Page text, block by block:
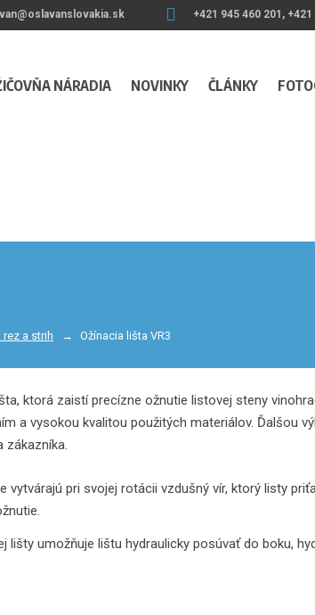
+421 945 460 201,
NÁRADIA NOVINKY ČLÁNKY
rez a strih Ožínacia lišta VR3
ktorá zaistí precízne ožnutie listovej steny
a vysokou kvalitou použitých materiálov. Ďalšou
zákazníka.
vytvárajú pri svojej rotácii vzdušný vír, ktorý listy
lišty umožňuje lištu hydraulicky posúvať do boku,